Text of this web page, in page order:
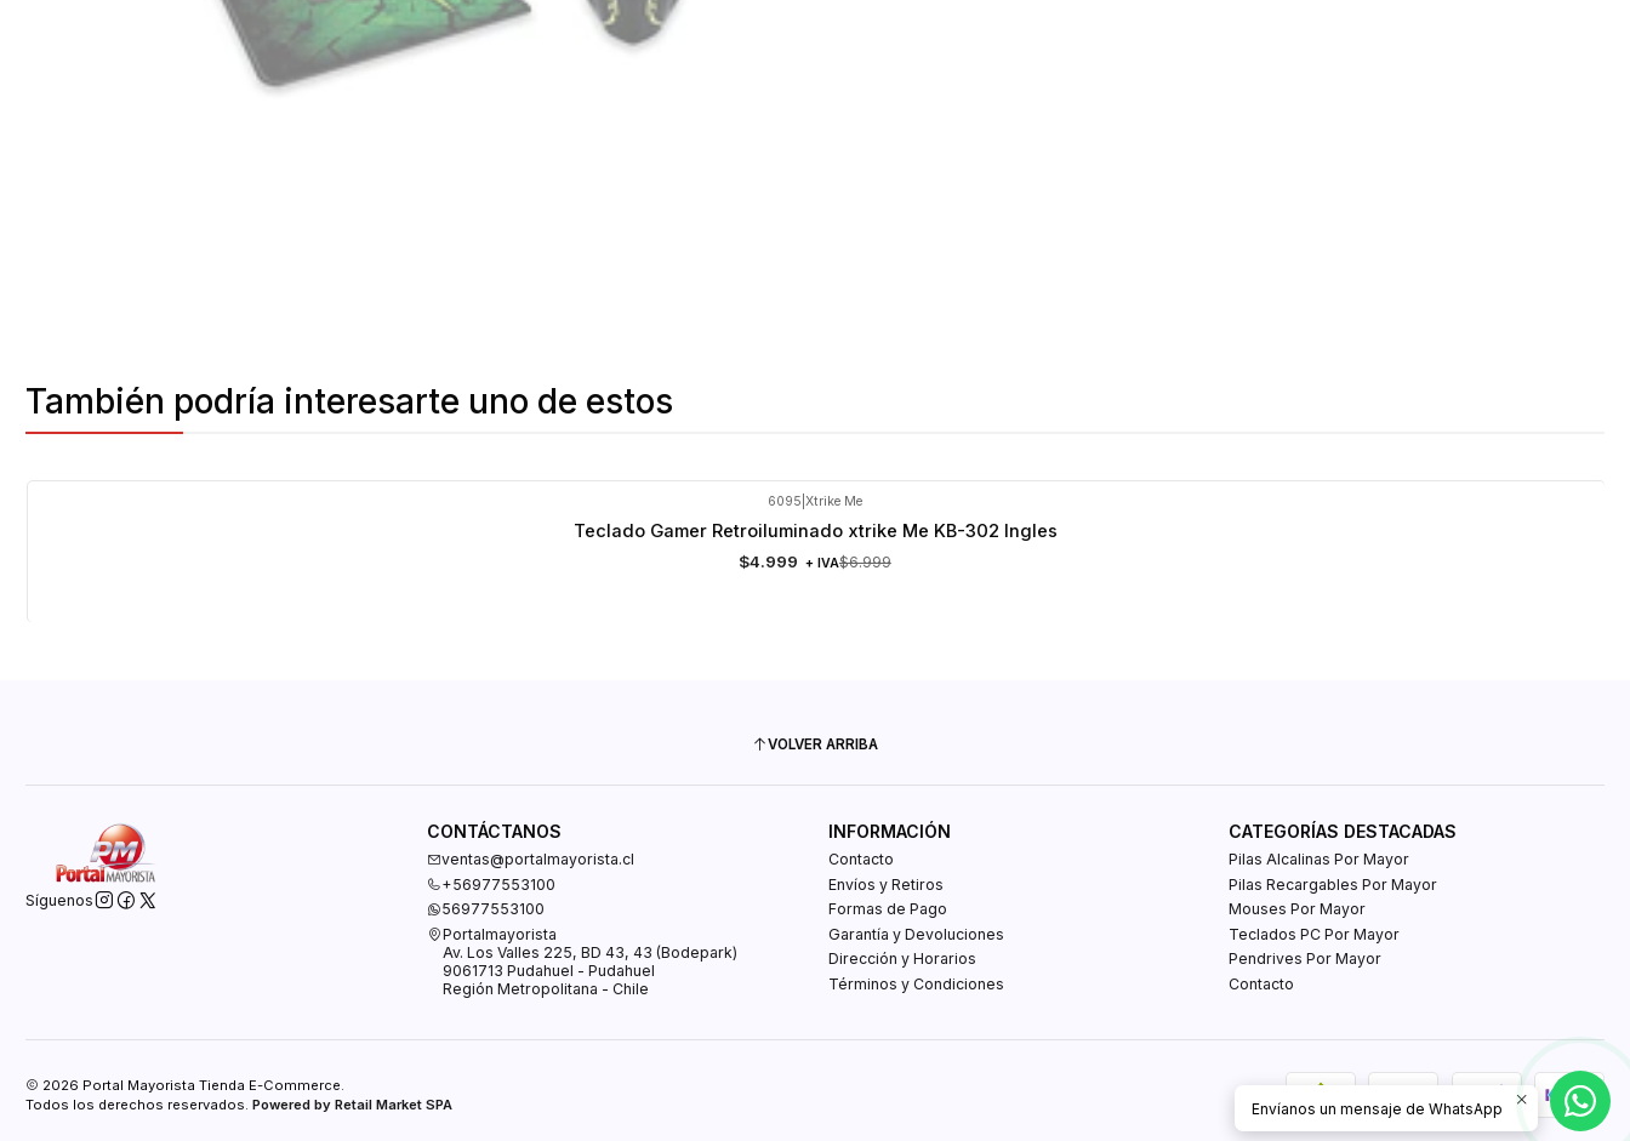
También podría interesarte uno de estos
6095 Xtrike Me
Teclado Gamer Retroiluminado xtrike Me KB-302 Ingles
$4.999 + IVA$6.999
VOLVER ARRIBA
Síguenos
CONTÁCTANOS
ventas@portalmayorista.cl
+56977553100
56977553100
Portalmayorista
Av. Los Valles 225, BD 43, 43 (Bodepark)
9061713 Pudahuel - Pudahuel
Región Metropolitana - Chile
INFORMACIÓN
Contacto
Envíos y Retiros
Formas de Pago
Garantía y Devoluciones
Dirección y Horarios
Términos y Condiciones
CATEGORÍAS DESTACADAS
Pilas Alcalinas Por Mayor
Pilas Recargables Por Mayor
Mouses Por Mayor
Teclados PC Por Mayor
Pendrives Por Mayor
Contacto
2026 Portal Mayorista Tienda E-Commerce.
Todos los derechos reservados. Powered by Retail Market SPA Envíanos un mensaje de WhatsApp